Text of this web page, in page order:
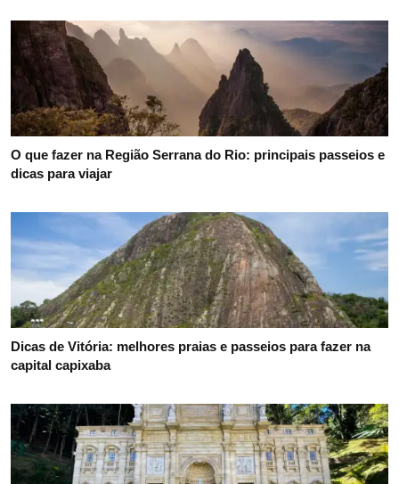
O que fazer na Região Serrana do Rio: principais passeios e
dicas para viajar
Dicas de Vitória: melhores praias e passeios para fazer na
capital capixaba